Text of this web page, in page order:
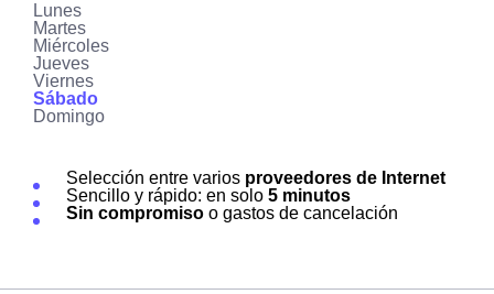
Lunes
Martes
Miércoles
Jueves
Viernes
Sábado
Domingo
Selección entre varios proveedores de Internet
Sencillo y rápido: en solo 5 minutos
Sin compromiso o gastos de cancelación